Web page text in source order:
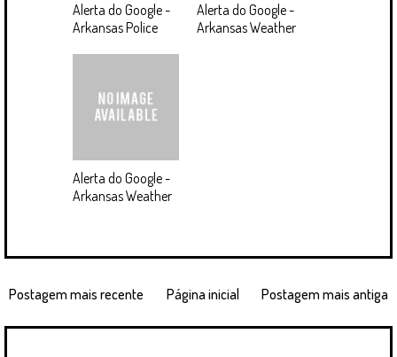
Alerta do Google -
Arkansas Police
Alerta do Google -
Arkansas Weather
Alerta do Google -
Arkansas Weather
Postagem mais recente Postagem mais antiga
Página inicial